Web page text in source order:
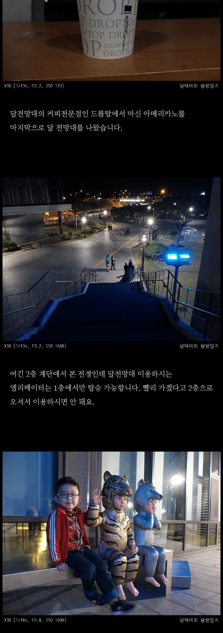
달전망대의 커피전문점인 드롭탑에서 마신 아메리카노를
마지막으로 달 전망대를 나왔습니다.
여긴 2층 계단에서 본 전경인데 달전망대 이용하시는
엘리베이터는 1층에서만 탑승 가능합니다. 빨리 가겠다고 2층으로
오셔서 이용하시면 안 돼요.